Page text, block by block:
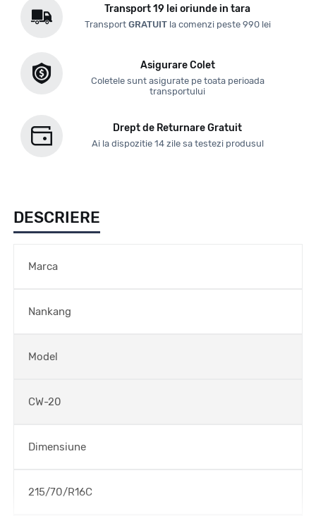
Transport 19 lei oriunde in tara
Transport GRATUITla comenzi peste 990 lei
Asigurare Colet
Coletele sunt asigurate pe toata perioada
transportului
Drept de Returnare Gratuit
Ai la dispozitie 14 zile sa testezi produsul
DESCRIERE
Marca
Nankang
Model
CW-20
Dimensiune
215/70/R16C